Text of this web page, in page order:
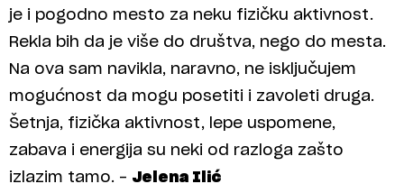
je i pogodno mesto za neku fizičku aktivnost.
Rekla bih da je više do društva, nego do mesta.
Na ova sam navikla, naravno, ne isključujem
mogućnost da mogu posetiti i zavoleti druga.
Šetnja, fizička aktivnost, lepe uspomene,
zabava i energija su neki od razloga zašto
izlazim tamo. – Jelena Ilić